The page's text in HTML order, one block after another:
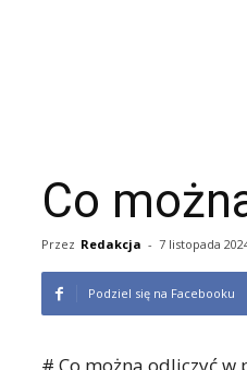
Co
Przez Redakcja - 7 listopada
Podziel się na Facebooku